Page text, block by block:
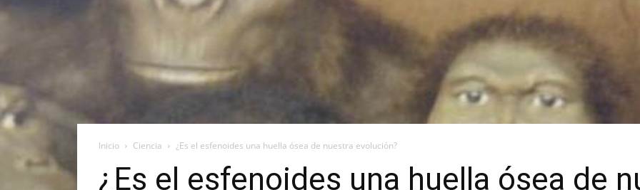
Inicio Ciencia ¿Es el esfenoides una huella ósea de nuestra evolución?
¿Es el esfenoides una huella ósea de